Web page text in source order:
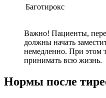
Баготирокс
Важно! Пациенты,
должны начать
немедленно. При этом
принимать всю жизнь.
Нормы после